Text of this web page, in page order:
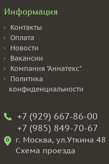
Информация
Контакты
Оплата
Новости
Вакансии
Компания "Аннатекс"
Политика
конфиденциальности
+7 (929) 667-86-00
+7 (985) 849-70-67
г. Москва, ул.Уткина 48
Схема проезда